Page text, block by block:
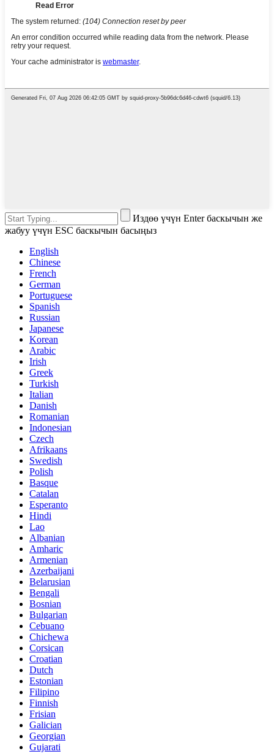
Издөө үчүн Enter баскычын же
жабуу үчүн ESC баскычын басыңыз
English
Chinese
French
German
Portuguese
Spanish
Russian
Japanese
Korean
Arabic
Irish
Greek
Turkish
Italian
Danish
Romanian
Indonesian
Czech
Afrikaans
Swedish
Polish
Basque
Catalan
Esperanto
Hindi
Lao
Albanian
Amharic
Armenian
Azerbaijani
Belarusian
Bengali
Bosnian
Bulgarian
Cebuano
Chichewa
Corsican
Croatian
Dutch
Estonian
Filipino
Finnish
Frisian
Galician
Georgian
Gujarati